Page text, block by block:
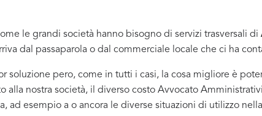
le grandi società hanno bisogno di servizi trasversali di
dal passaparola o dal commerciale locale che ci ha
soluzione pero, come in tutti i casi, la cosa migliore è
alla nostra società, il diverso costo Avvocato
ad esempio a o ancora le diverse situazioni di utilizzo